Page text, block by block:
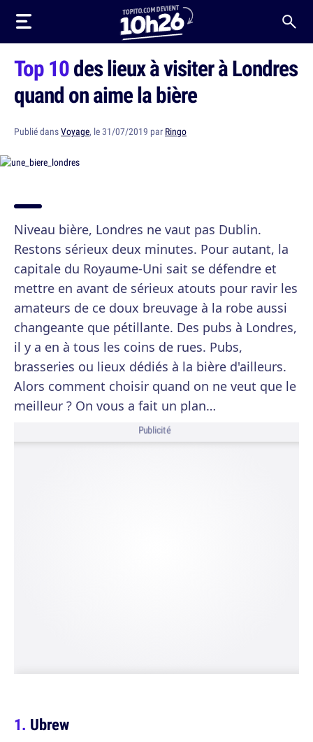
Top 10des lieux à visiter à Londres
quand on aime la bière
Publié dansVoyage, le 31/07/2019 par Ringo
Niveau bière, Londres ne vaut pas Dublin.
Restons sérieux deux minutes. Pour autant, la
capitale du Royaume-Uni sait se défendre et
mettre en avant de sérieux atouts pour ravir les
amateurs de ce doux breuvage à la robe aussi
changeante que pétillante. Des pubs à Londres,
il y a en à tous les coins de rues. Pubs,
brasseries ou lieux dédiés à la bière d'ailleurs.
Alors comment choisir quand on ne veut que le
meilleur ? On vous a fait un plan…
Publicité
Ubrew